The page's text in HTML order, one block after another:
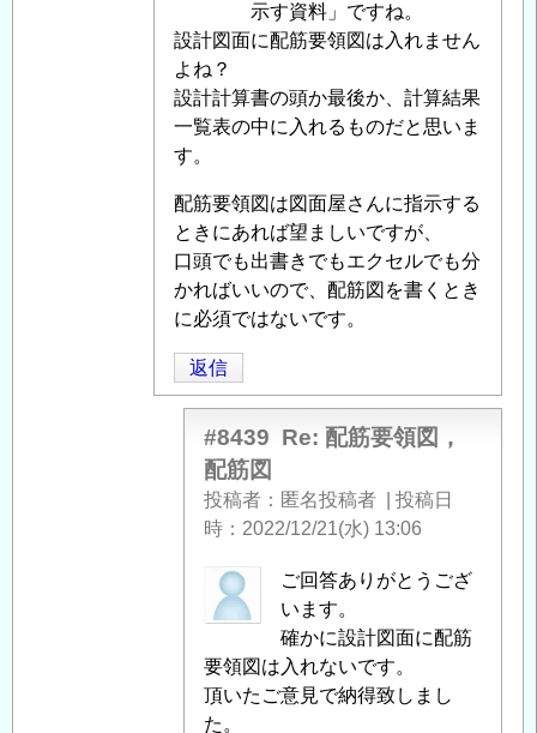
稿
者
に
よ
る
配
筋
要
領
図，
配
筋
図」
示す資料」ですね。
設計図面に配筋要領図は入れません
よね？
設計計算書の頭か最後か、計算結果
一覧表の中に入れるものだと思いま
す。
配筋要領図は図面屋さんに指示する
ときにあれば望ましいですが、
口頭でも出書きでもエクセルでも分
かればいいので、配筋図を書くとき
に必須ではないです。
返信
#8439 Re: 配筋要領図，
配筋図
投稿者 匿名投稿者
投稿日
時
2022/12/21(水) 13:06
匿
名
稿
者
に
ご回答ありがとうござ
います。
確かに設計図面に配筋
要領図は入れないです。
頂いたご意見で納得致しまし
た。